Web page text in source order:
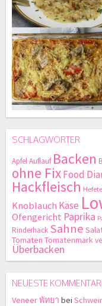
SCHLAGWÖRTER
ApfelAuflauf Backen
ohne FixFood
Hackfleisch
Knoblauch Käse
Ofengericht Paprika
Rinderhack Sahne
Tomaten Tomatenmark
Überbacken
NEUESTE
Veneer พัทยา bei